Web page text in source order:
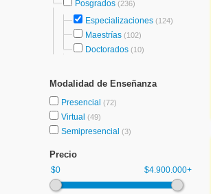
Posgrados (236)
Especializaciones (124)
Maestrías (102)
Doctorados (10)
Modalidad de Enseñanza
Presencial (72)
Virtual (49)
Semipresencial (3)
Precio
$0 $4.900.000+